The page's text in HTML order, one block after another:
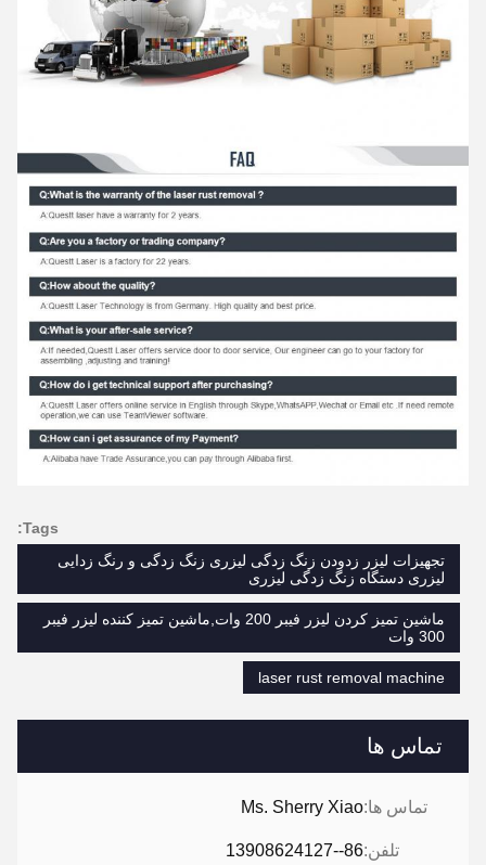
تماس ها
تماس ها:Ms. Sherry Xiao
تلفن:86--13908624127
Tags:
تجهیزات لیزر زدودن زنگ زدگی لیزری زنگ زدگی و رنگ زدایی
لیزری دستگاه زنگ زدگی لیزری
ماشین تمیز کردن لیزر فیبر 200 وات,ماشین تمیز کننده لیزر فیبر
300 وات
laser rust removal machine